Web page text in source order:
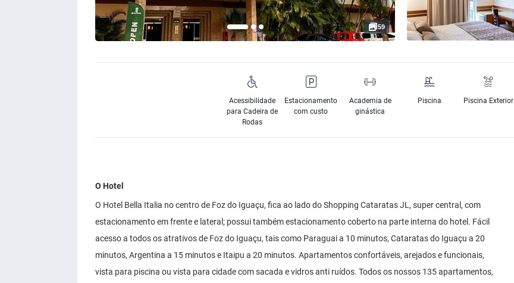
59
Acessibilidade
para Cadeira de
Rodas
Estacionamento
com custo
Academia de
ginástica
Piscina Piscina Exterior
O Hotel
O Hotel Bella Italia no centro de Foz do Iguaçu, fica ao lado do Shopping Cataratas JL, super central, com
estacionamento em frente e lateral; possui também estacionamento coberto na parte interna do hotel. Fácil
acesso a todos os atrativos de Foz do Iguaçu, tais como Paraguai a 10 minutos, Cataratas do Iguaçu a 20
minutos, Argentina a 15 minutos e Itaipu a 20 minutos. Apartamentos confortáveis, arejados e funcionais,
vista para piscina ou vista para cidade com sacada e vidros anti ruídos. Todos os nossos 135 apartamentos,